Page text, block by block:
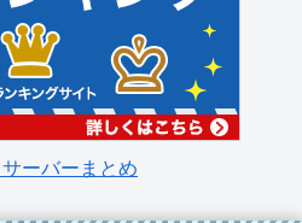
ーバーまとめ